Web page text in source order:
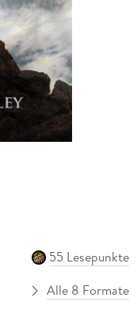
55 Lesepunkte
Alle 8 Formate